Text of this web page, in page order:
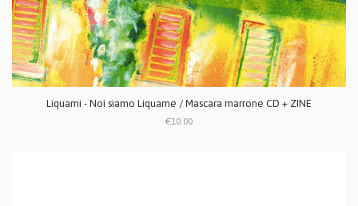
Liquami - Noi siamo Liquame / Mascara marrone CD + ZINE
€10.00